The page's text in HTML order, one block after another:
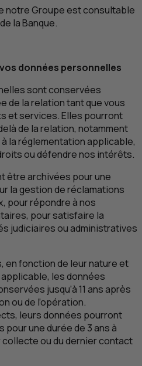
notre Groupe est consultable
la Banque.
données personnelles
sont conservées
de la relation tant que vous
et services. Elles pourront
de la relation, notamment
la réglementation applicable,
ou défendre nos intérêts.
être archivées pour une
la gestion de réclamations
pour répondre à nos
pour satisfaire la
judiciaires ou administratives
en fonction de leur nature et
les données
jusqu’à 11 ans après
ou de l’opération.
leurs données pourront
une durée de 3 ans à
ou du dernier contact